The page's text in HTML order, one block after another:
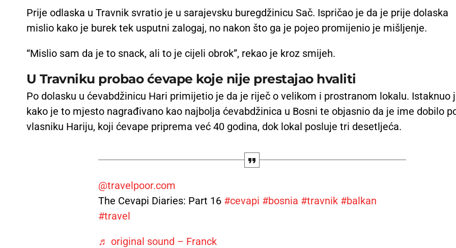
Prije odlaska u Travnik svratio je u sarajevsku buregdžinicu Sač. Ispričao je da je prije dolaska
mislio kako je burek tek usputni zalogaj, no nakon što ga je pojeo promijenio je mišljenje.
“Mislio sam da je to snack, ali to je cijeli obrok”, rekao je kroz smijeh.
U Travniku probao ćevape koje nije prestajao hvaliti
Po dolasku u ćevabdžinicu Hari primijetio je da je riječ o velikom i prostranom lokalu. Istaknuo
kako je to mjesto nagrađivano kao najbolja ćevabdžinica u Bosni te objasnio da je ime dobilo
vlasniku Hariju, koji ćevape priprema već 40 godina, dok lokal posluje tri desetljeća.
@travelpoor.com
The Cevapi Diaries: Part 16 #cevapi #bosnia #travnik #balkan
#travel
♬ original sound – Franck